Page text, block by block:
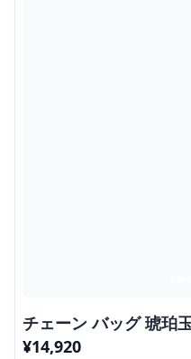
チェーン バッグ 琥珀
¥14,920